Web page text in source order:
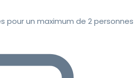
pour un maximum de 2 personnes